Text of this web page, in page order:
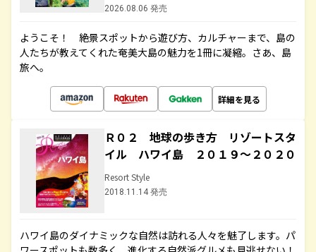
2026.08.06 発売
ようこそ！ 絶景スポットから遊び方、カルチャーまで、島の
人たちが教えてくれた奄美大島の魅力を1冊に凝縮。さあ、島
旅へ。
詳細を見る
Ｒ０２ 地球の歩き方 リゾートスタ
イル ハワイ島 ２０１９～２０２０
Resort Style
2018.11.14 発売
ハワイ島のダイナミックな自然は訪れる人々を魅了します。パ